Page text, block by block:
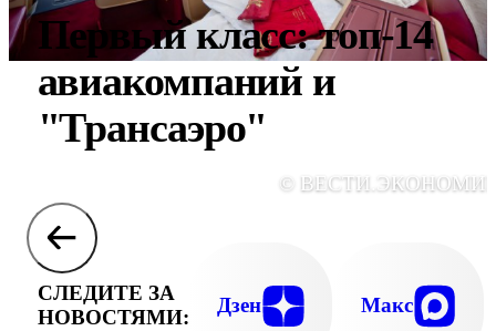
Первый класс: топ-14
авиакомпаний и
"Трансаэро"
©
СЛЕДИТЕ ЗА
НОВОСТЯМИ:
Дзен Макс